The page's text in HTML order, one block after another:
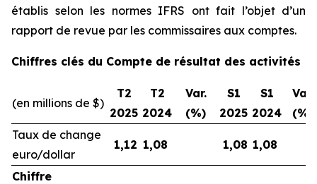
établis selon les normes IFRS ont fait l’objet d’un
rapport de revue par les commissaires aux comptes.
Chiffres clés du Compte de résultat des activités
(en millions de $)
T2
2025
T2
2024
Var.
(%)
S1
2025
S1
2024
Var.
(%)
Taux de change
euro/dollar
1,12 1,08 1,08 1,08
Chiffre